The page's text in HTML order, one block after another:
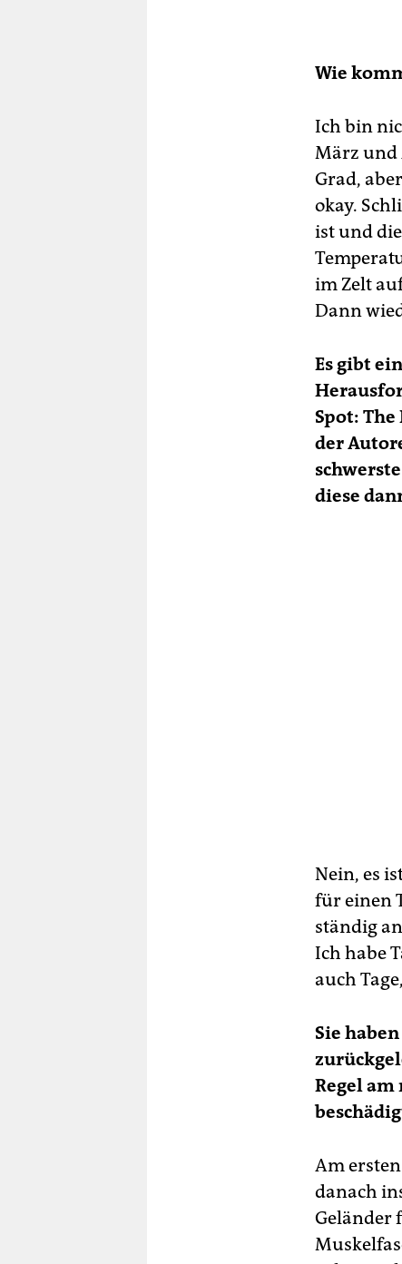
Wie
Ich bin
März und
Grad,
okay.
ist und
im Zelt
Dann
Es gibt
Spot:
der
diese
Nein, es
für einen
ständig
Ich habe
auch
Sie
Regel am
Am
danach
Geländer